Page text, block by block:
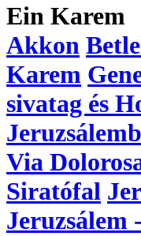
Ein Karem
Akkon
Karem
sivatag és
Via
Siratófal
Jeruzsálem